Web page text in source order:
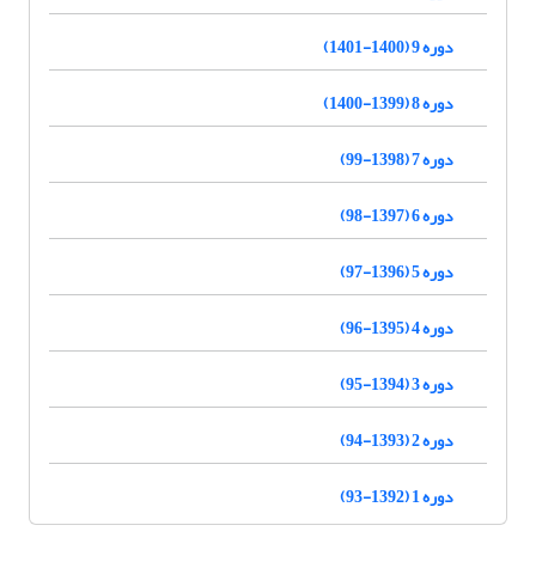
دوره 9 (1400-1401)
دوره 8 (1399-1400)
دوره 7 (1398-99)
دوره 6 (1397-98)
دوره 5 (1396-97)
دوره 4 (1395-96)
دوره 3 (1394-95)
دوره 2 (1393-94)
دوره 1 (1392-93)